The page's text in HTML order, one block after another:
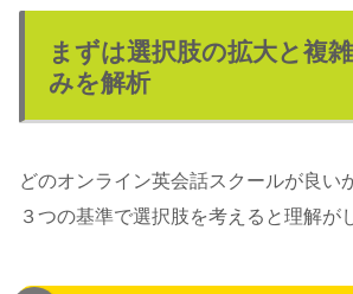
まずは選択肢の拡大と複
みを解析
どのオンライン英会話スクールが良い
３つの基準で選択肢を考えると理解が